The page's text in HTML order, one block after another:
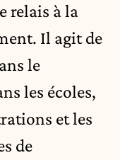
relais à la
Il agit de
le
les écoles,
et les
de